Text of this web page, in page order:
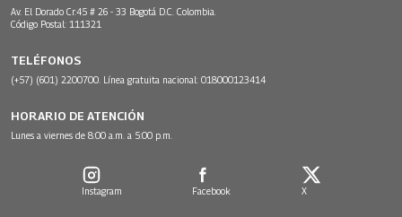
Av. El Dorado Cr.45 # 26 - 33 Bogotá D.C. Colombia.
Código Postal: 111321
TELÉFONOS
(+57) (601) 2200700. Línea gratuita nacional: 018000123414
HORARIO DE ATENCIÓN
Lunes a viernes de 8:00 a.m. a 5:00 p.m.
Instagram Facebook X